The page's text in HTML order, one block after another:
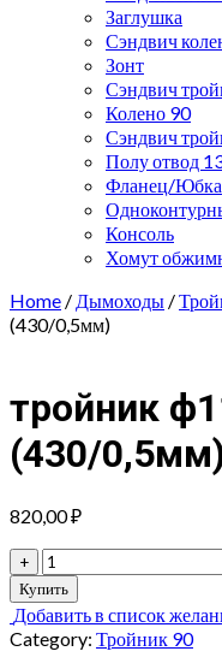
Заглушка
Сэндвич
Зонт
Сэндвич
Колено 90
Сэндвич
Полу отвод
Фланец/Юбка
Консоль
Хомут
Home / Дымоходы /
(430/0,5мм)
тройник
(430/
820,00₽
+
тройник
ф115-
Д
угол
90*
Купить
Добавить в список
Category: Тройник 90